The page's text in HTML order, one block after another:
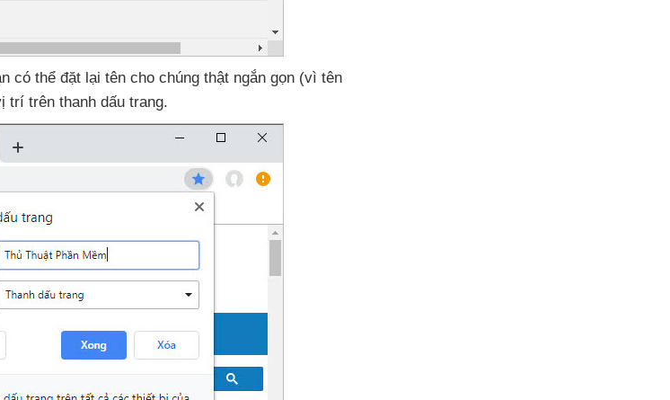
có thể đặt lại tên cho chúng thật ngắn gọn (vì tên
trí trên thanh dấu trang.